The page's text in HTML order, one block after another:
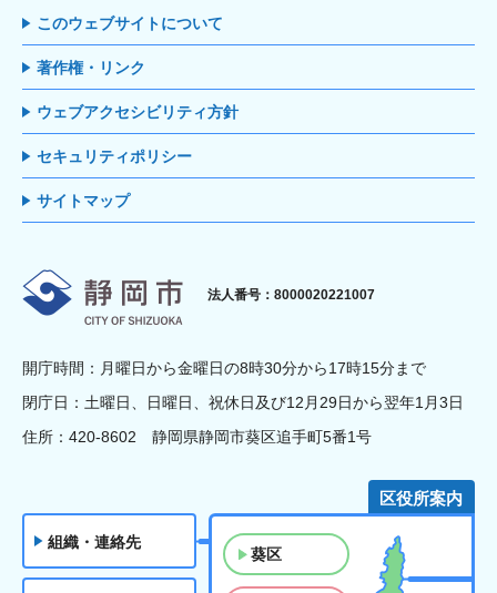
このウェブサイトについて
著作権・リンク
ウェブアクセシビリティ方針
セキュリティポリシー
サイトマップ
静岡市
法人番号：8000020221007
開庁時間：月曜日から金曜日の8時30分から17時15分まで
閉庁日：土曜日、日曜日、祝休日及び12月29日から翌年1月3日
住所：420-8602 静岡県静岡市葵区追手町5番1号
組織・連絡先
区役所案内
葵区